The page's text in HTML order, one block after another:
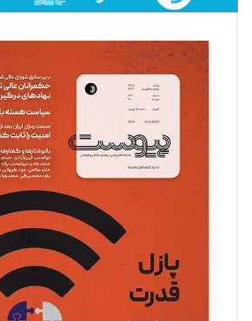
فائزه فتحی رستمی
تحریریه
سروش کرمیان
تحریریه
مینا پاکدل
یسنا امان‌پور
تحریریه